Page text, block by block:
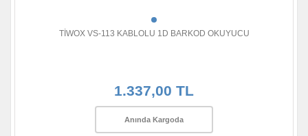
TİWOX VS-113 KABLOLU 1D BARKOD OKUYUCU
1.337,00 TL
Anında Kargoda